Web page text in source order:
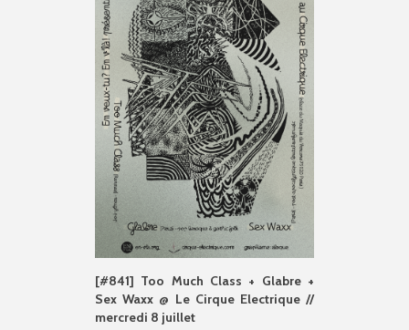
[#841] Too Much Class + Glabre +
Sex Waxx @ Le Cirque Electrique //
mercredi 8 juillet